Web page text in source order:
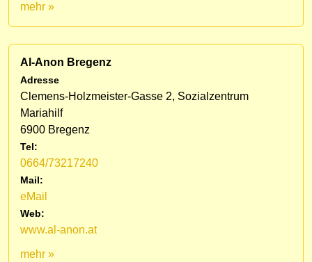
mehr »
Al-Anon Bregenz
Adresse
Clemens-Holzmeister-Gasse 2, Sozialzentrum
Mariahilf
6900 Bregenz
Tel:
0664/73217240
Mail:
eMail
Web:
www.al-anon.at
mehr »